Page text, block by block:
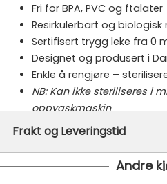
Fri for BPA, PVC og ftalater
Resirkulerbart og
Sertifisert trygg leke fra 0
Designet og produsert i
Enkle å rengjøre –
NB: Kan ikke steriliseres i
oppvaskmaskin
Merke:Bibs
Varenummer:49960
Frakt og Leveringstid
Denne varen er ikke lager
Andre